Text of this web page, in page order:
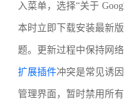
入菜单，选择“关于
本时立即下载安装最新
题。更新过程中保持网
扩展插件冲突是常见诱
管理界面，暂时禁用所